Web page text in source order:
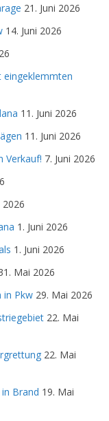
21. Juni 2026
14. Juni 2026
eingeklemmten
11. Juni 2026
11. Juni 2026
Verkauf! 7. Juni 2026
2026
1. Juni 2026
1. Juni 2026
Mai 2026
in Pkw 29. Mai 2026
22. Mai
22. Mai
Brand 19. Mai